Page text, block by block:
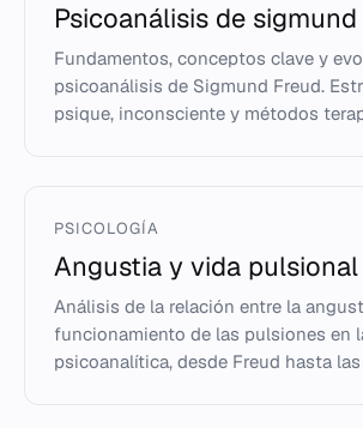
Psicoanálisis de
Fundamentos, conceptos clave y
psicoanálisis de Sigmund Freud.
psique, inconsciente y métodos
PSICOLOGÍA
Angustia y vida pulsional
Análisis de la relación entre la
funcionamiento de las pulsiones en
psicoanalítica, desde Freud hasta